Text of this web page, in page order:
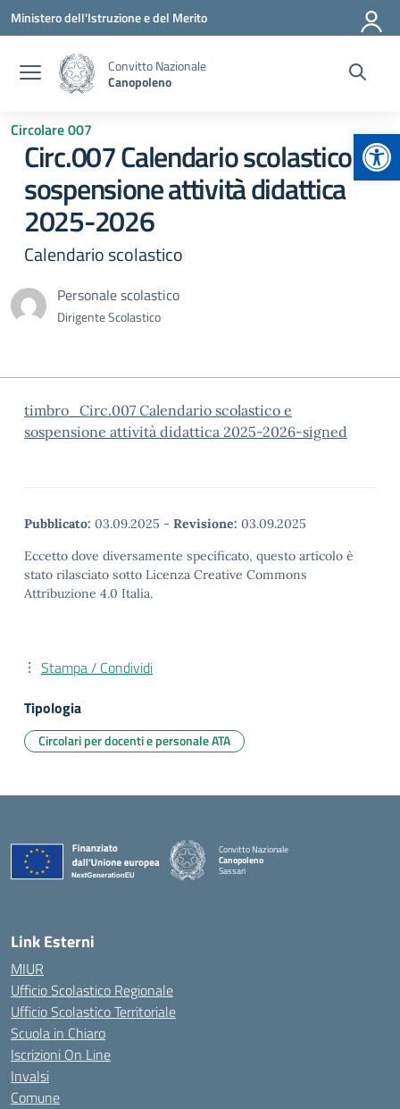
Vai ai contenuti
Vai al menu di navigazione
Vai al footer
Ministero dell'Istruzione e del Merito
Convitto Nazionale
Canopoleno
Circolare 007
Circ.007 Calendario scolastico e
sospensione attività didattica
2025-2026
Calendario scolastico
Personale scolastico
Dirigente Scolastico
timbro_Circ.007 Calendario scolastico e
sospensione attività didattica 2025-2026-signed
Pubblicato: 03.09.2025 - Revisione: 03.09.2025
Eccetto dove diversamente specificato, questo articolo è
stato rilasciato sotto Licenza Creative Commons
Attribuzione 4.0 Italia.
Stampa / Condividi
Tipologia
Circolari per docenti e personale ATA
Convitto Nazionale
Canopoleno
Sassari
Link Esterni
MIUR
Ufficio Scolastico Regionale
Ufficio Scolastico Territoriale
Scuola in Chiaro
Iscrizioni On Line
Invalsi
Comune